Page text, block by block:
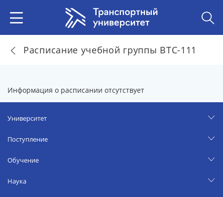
Расписание учебной группы ВТС-111
Информация о расписании отсутствует
Университет
Поступление
Обучение
Наука